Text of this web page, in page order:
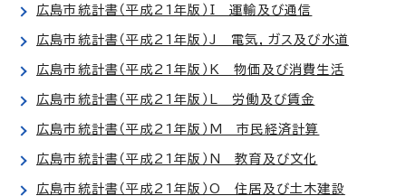
広島市統計書（平成21年版）I 運輸及び通信
広島市統計書（平成21年版）J 電気，ガス及び水道
広島市統計書（平成21年版）K 物価及び消費生活
広島市統計書（平成21年版）L 労働及び賃金
広島市統計書（平成21年版）M 市民経済計算
広島市統計書（平成21年版）N 教育及び文化
広島市統計書（平成21年版）O 住居及び土木建設